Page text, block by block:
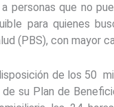
personas que no
para quienes
(PBS), con mayor
de los 50
de su Plan de